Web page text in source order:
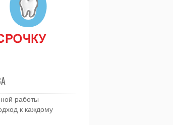
работы
к каждому